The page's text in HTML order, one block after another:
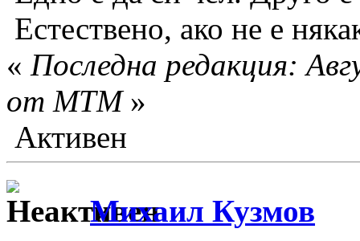
Естествено, ако не е
« Последна редакция:
от MTM»
Активен
Михаил Кузмов